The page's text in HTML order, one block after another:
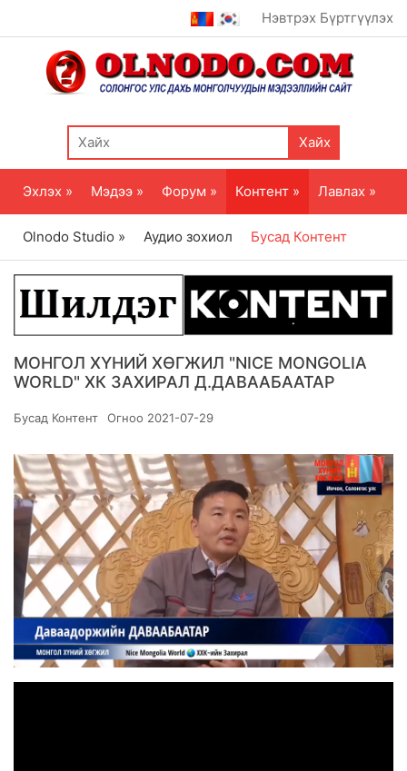
Нэвтрэх Бүртгүүлэх
Хайх
Эхлэх » Мэдээ » Форум » Контент » Лавлах »
Olnodo Studio » Аудио зохиол Бусад Контент
МОНГОЛ ХҮНИЙ ХӨГЖИЛ "NICE MONGOLIA
WORLD" ХК ЗАХИРАЛ Д.ДАВААБААТАР
Бусад Контент Огноо 2021-07-29